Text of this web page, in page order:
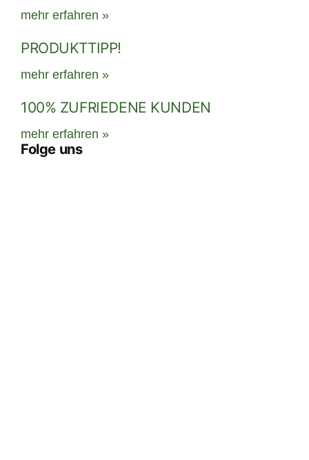
mehr erfahren »
PRODUKTTIPP!
mehr erfahren »
100% ZUFRIEDENE KUNDEN
mehr erfahren »
Folge uns